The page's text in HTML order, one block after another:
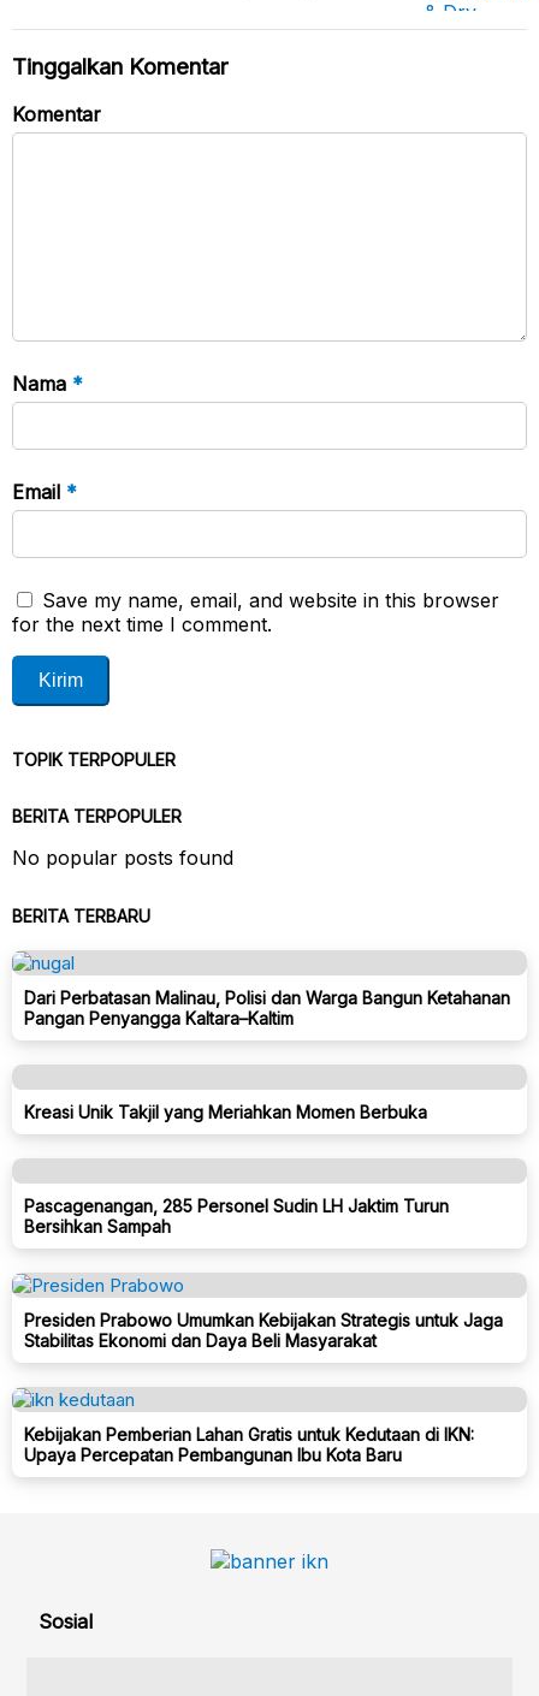
Tinggalkan Komentar
Komentar
Nama *
Email *
Save my name, email, and website in this browser
for the next time I comment.
TOPIK TERPOPULER
BERITA TERPOPULER
No popular posts found
BERITA TERBARU
Dari Perbatasan Malinau, Polisi dan Warga Bangun Ketahanan
Pangan Penyangga Kaltara–Kaltim
Kreasi Unik Takjil yang Meriahkan Momen Berbuka
Pascagenangan, 285 Personel Sudin LH Jaktim Turun
Bersihkan Sampah
Presiden Prabowo Umumkan Kebijakan Strategis untuk Jaga
Stabilitas Ekonomi dan Daya Beli Masyarakat
Kebijakan Pemberian Lahan Gratis untuk Kedutaan di IKN:
Upaya Percepatan Pembangunan Ibu Kota Baru
Sosial